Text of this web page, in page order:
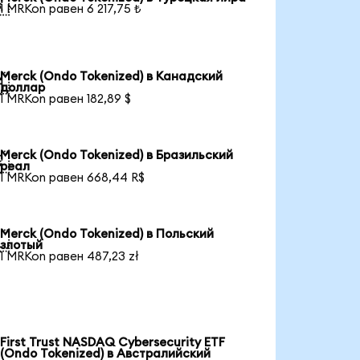
1 MRKon равен 6 217,75 ₺
Merck (Ondo Tokenized) в Канадский
доллар
1 MRKon равен 182,89 $
Merck (Ondo Tokenized) в Бразильский
реал
1 MRKon равен 668,44 R$
Merck (Ondo Tokenized) в Польский
злотый
1 MRKon равен 487,23 zł
First Trust NASDAQ Cybersecurity ETF
(Ondo Tokenized) в Австралийский